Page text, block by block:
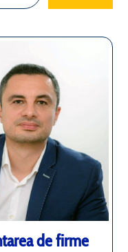
de firme